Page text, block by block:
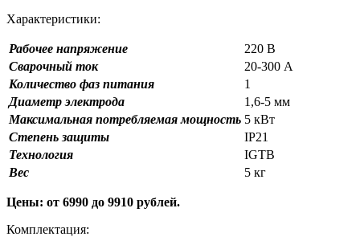
Характеристики:
Рабочее напряжение
220 В
Сварочный ток
20-300 А
Количество фаз питания
1
Диаметр электрода
1,6-5 мм
Максимальная потребляемая мощность 5 кВт
Степень защиты
IP21
Технология
IGTB
Вес
5 кг
Цены: от 6990 до 9910 рублей.
Комплектация: